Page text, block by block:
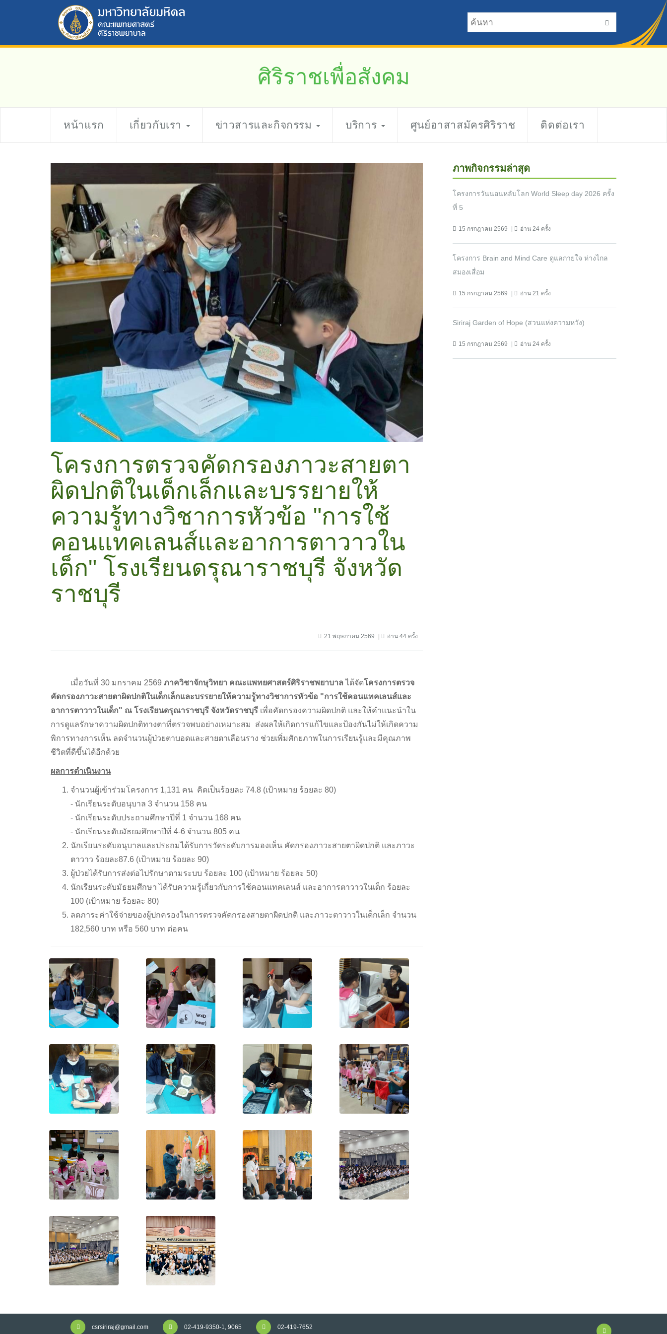
ศิริราชเพื่อสังคม
หน้าแรก เกี่ยวกับเรา ข่าวสารและกิจกรรม บริการ ศูนย์อาสาสมัครศิริราช ติดต่อเรา
โครงการตรวจคัดกรองภาวะสายตา
ผิดปกติในเด็กเล็กและบรรยายให้
ความรู้ทางวิชาการหัวข้อ "การใช้
คอนแทคเลนส์และอาการตาวาวใน
เด็ก" โรงเรียนดรุณาราชบุรี จังหวัด
ราชบุรี
21 พฤษภาคม 2569 อ่าน 44 ครั้ง
เมื่อวันที่ 30 มกราคม 2569 ภาควิชาจักษุวิทยา คณะแพทยศาสตร์ศิริราชพยาบาล ได้จัดโครงการตรวจ
คัดกรองภาวะสายตาผิดปกติในเด็กเล็กและบรรยายให้ความรู้ทางวิชาการหัวข้อ "การใช้คอนแทคเลนส์และ
อาการตาวาวในเด็ก" ณ โรงเรียนดรุณาราชบุรี จังหวัดราชบุรี เพื่อคัดกรองความผิดปกติ และให้คำแนะนำใน
การดูแลรักษาความผิดปกติทางตาที่ตรวจพบอย่างเหมาะสม ส่งผลให้เกิดการแก้ไขและป้องกันไม่ให้เกิดความ
พิการทางการเห็น ลดจำนวนผู้ป่วยตาบอดและสายตาเลือนราง ช่วยเพิ่มศักยภาพในการเรียนรู้และมีคุณภาพ
ชีวิตที่ดีขึ้นได้อีกด้วย
ผลการดำเนินงาน
จำนวนผู้เข้าร่วมโครงการ 1,131 คน คิดเป็นร้อยละ 74.8 (เป้าหมาย ร้อยละ 80)
- นักเรียนระดับอนุบาล 3 จำนวน 158 คน
- นักเรียนระดับประถามศึกษาปีที่ 1 จำนวน 168 คน
- นักเรียนระดับมัธยมศึกษาปีที่ 4-6 จำนวน 805 คน
นักเรียนระดับอนุบาลและประถมได้รับการวัดระดับการมองเห็น คัดกรองภาวะสายตาผิดปกติ และภาวะ
ตาวาว ร้อยละ87.6 (เป้าหมาย ร้อยละ 90)
ผู้ป่วยได้รับการส่งต่อไปรักษาตามระบบ ร้อยละ 100 (เป้าหมาย ร้อยละ 50)
นักเรียนระดับมัธยมศึกษา ได้รับความรู้เกี่ยวกับการใช้คอนแทคเลนส์ และอาการตาวาวในเด็ก ร้อยละ
100 (เป้าหมาย ร้อยละ 80)
ลดภาระค่าใช้จ่ายของผู้ปกครองในการตรวจคัดกรองสายตาผิดปกติ และภาวะตาวาวในเด็กเล็ก จำนวน
182,560 บาท หรือ 560 บาท ต่อคน
ภาพกิจกรรมล่าสุด
โครงการวันนอนหลับโลก World Sleep day 2026 ครั้ง
ที่ 5
15 กรกฎาคม 2569 อ่าน 24 ครั้ง
โครงการ Brain and Mind Care ดูแลกายใจ ห่างไกล
สมองเสื่อม
15 กรกฎาคม 2569 อ่าน 21 ครั้ง
Siriraj Garden of Hope (สวนแห่งความหวัง)
15 กรกฎาคม 2569 อ่าน 24 ครั้ง
csrsiriraj@gmail.com 02-419-9350-1, 9065 02-419-7652